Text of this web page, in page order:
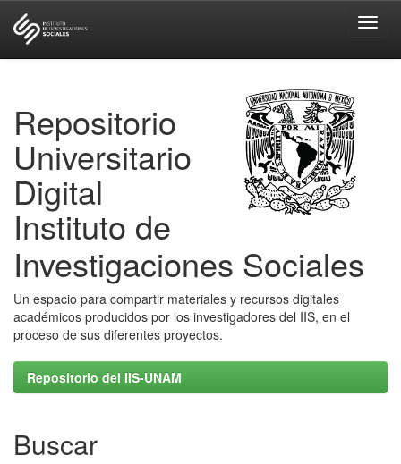
Repositorio
Universitario
Digital
Instituto de
Investigaciones Sociales
Un espacio para compartir materiales y recursos digitales
académicos producidos por los investigadores del IIS, en el
proceso de sus diferentes proyectos.
Repositorio del IIS-UNAM
Buscar